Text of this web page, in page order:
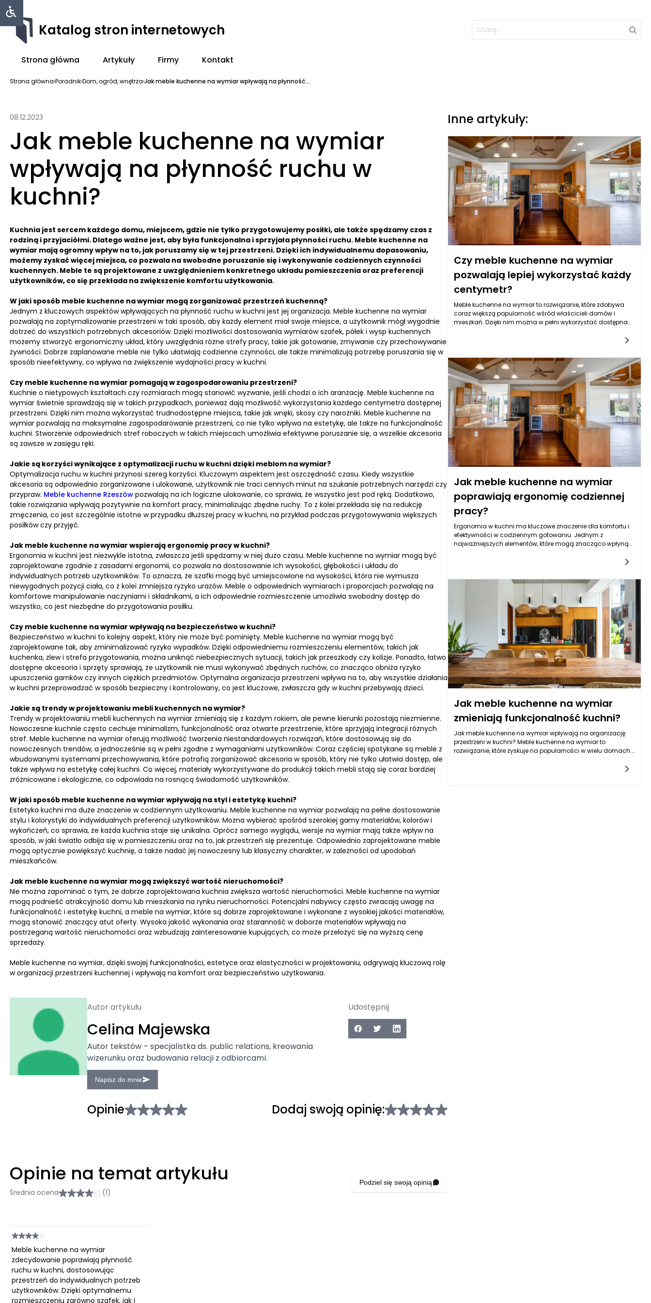
Katalog stron internetowych
Strona główna Artykuły Firmy Kontakt
Strona główna›Poradnik›Dom, ogród, wnętrza›Jak meble kuchenne na wymiar wpływają na płynność...
08.12.2023
Jak meble kuchenne na wymiar
wpływają na płynność ruchu w
kuchni?
Kuchnia jest sercem każdego domu, miejscem, gdzie nie tylko przygotowujemy posiłki, ale także spędzamy czas z
rodziną i przyjaciółmi. Dlatego ważne jest, aby była funkcjonalna i sprzyjała płynności ruchu. Meble kuchenne na
wymiar mają ogromny wpływ na to, jak poruszamy się w tej przestrzeni. Dzięki ich indywidualnemu dopasowaniu,
możemy zyskać więcej miejsca, co pozwala na swobodne poruszanie się i wykonywanie codziennych czynności
kuchennych. Meble te są projektowane z uwzględnieniem konkretnego układu pomieszczenia oraz preferencji
użytkowników, co się przekłada na zwiększenie komfortu użytkowania.
W jaki sposób meble kuchenne na wymiar mogą zorganizować przestrzeń kuchenną?
Jednym z kluczowych aspektów wpływających na płynność ruchu w kuchni jest jej organizacja. Meble kuchenne na wymiar
pozwalają na zoptymalizowanie przestrzeni w taki sposób, aby każdy element miał swoje miejsce, a użytkownik mógł wygodnie
dotrzeć do wszystkich potrzebnych akcesoriów. Dzięki możliwości dostosowania wymiarów szafek, półek i wysp kuchennych
możemy stworzyć ergonomiczny układ, który uwzględnia różne strefy pracy, takie jak gotowanie, zmywanie czy przechowywanie
żywności. Dobrze zaplanowane meble nie tylko ułatwiają codzienne czynności, ale także minimalizują potrzebę poruszania się w
sposób nieefektywny, co wpływa na zwiększenie wydajności pracy w kuchni.
Czy meble kuchenne na wymiar pomagają w zagospodarowaniu przestrzeni?
Kuchnie o nietypowych kształtach czy rozmiarach mogą stanowić wyzwanie, jeśli chodzi o ich aranżację. Meble kuchenne na
wymiar świetnie sprawdzają się w takich przypadkach, ponieważ dają możliwość wykorzystania każdego centymetra dostępnej
przestrzeni. Dzięki nim można wykorzystać trudnodostępne miejsca, takie jak wnęki, skosy czy narożniki. Meble kuchenne na
wymiar pozwalają na maksymalne zagospodarowanie przestrzeni, co nie tylko wpływa na estetykę, ale także na funkcjonalność
kuchni. Stworzenie odpowiednich stref roboczych w takich miejscach umożliwia efektywne poruszanie się, a wszelkie akcesoria
są zawsze w zasięgu ręki.
Jakie są korzyści wynikające z optymalizacji ruchu w kuchni dzięki meblom na wymiar?
Optymalizacja ruchu w kuchni przynosi szereg korzyści. Kluczowym aspektem jest oszczędność czasu. Kiedy wszystkie
akcesoria są odpowiednio zorganizowane i ulokowane, użytkownik nie traci cennych minut na szukanie potrzebnych narzędzi czy
przypraw. Meble kuchenne Rzeszów pozwalają na ich logiczne ulokowanie, co sprawia, że wszystko jest pod ręką. Dodatkowo,
takie rozwiązania wpływają pozytywnie na komfort pracy, minimalizując zbędne ruchy. To z kolei przekłada się na redukcję
zmęczenia, co jest szczególnie istotne w przypadku dłuższej pracy w kuchni, na przykład podczas przygotowywania większych
posiłków czy przyjęć.
Jak meble kuchenne na wymiar wspierają ergonomię pracy w kuchni?
Ergonomia w kuchni jest niezwykle istotna, zwłaszcza jeśli spędzamy w niej dużo czasu. Meble kuchenne na wymiar mogą być
zaprojektowane zgodnie z zasadami ergonomii, co pozwala na dostosowanie ich wysokości, głębokości i układu do
indywidualnych potrzeb użytkowników. To oznacza, że szafki mogą być umiejscowione na wysokości, która nie wymusza
niewygodnych pozycji ciała, co z kolei zmniejsza ryzyko urazów. Meble o odpowiednich wymiarach i proporcjach pozwalają na
komfortowe manipulowanie naczyniami i składnikami, a ich odpowiednie rozmieszczenie umożliwia swobodny dostęp do
wszystko, co jest niezbędne do przygotowania posiłku.
Czy meble kuchenne na wymiar wpływają na bezpieczeństwo w kuchni?
Bezpieczeństwo w kuchni to kolejny aspekt, który nie może być pominięty. Meble kuchenne na wymiar mogą być
zaprojektowane tak, aby zminimalizować ryzyko wypadków. Dzięki odpowiedniemu rozmieszczeniu elementów, takich jak
kuchenka, zlew i strefa przygotowania, można uniknąć niebezpiecznych sytuacji, takich jak przeszkody czy kolizje. Ponadto, łatwo
dostępne akcesoria i sprzęty sprawiają, że użytkownik nie musi wykonywać zbędnych ruchów, co znacząco obniża ryzyko
upuszczenia garnków czy innych ciężkich przedmiotów. Optymalna organizacja przestrzeni wpływa na to, aby wszystkie działania
w kuchni przeprowadzać w sposób bezpieczny i kontrolowany, co jest kluczowe, zwłaszcza gdy w kuchni przebywają dzieci.
Jakie są trendy w projektowaniu mebli kuchennych na wymiar?
Trendy w projektowaniu mebli kuchennych na wymiar zmieniają się z każdym rokiem, ale pewne kierunki pozostają niezmienne.
Nowoczesne kuchnie często cechuje minimalizm, funkcjonalność oraz otwarte przestrzenie, które sprzyjają integracji różnych
stref. Meble kuchenne na wymiar oferują możliwość tworzenia niestandardowych rozwiązań, które dostosowują się do
nowoczesnych trendów, a jednocześnie są w pełni zgodne z wymaganiami użytkowników. Coraz częściej spotykane są meble z
wbudowanymi systemami przechowywania, które potrafią zorganizować akcesoria w sposób, który nie tylko ułatwia dostęp, ale
także wpływa na estetykę całej kuchni. Co więcej, materiały wykorzystywane do produkcji takich mebli stają się coraz bardziej
zróżnicowane i ekologiczne, co odpowiada na rosnącą świadomość użytkowników.
W jaki sposób meble kuchenne na wymiar wpływają na styl i estetykę kuchni?
Estetyka kuchni ma duże znaczenie w codziennym użytkowaniu. Meble kuchenne na wymiar pozwalają na pełne dostosowanie
stylu i kolorystyki do indywidualnych preferencji użytkowników. Można wybierać spośród szerokiej gamy materiałów, kolorów i
wykończeń, co sprawia, że każda kuchnia staje się unikalna. Oprócz samego wyglądu, wersje na wymiar mają także wpływ na
sposób, w jaki światło odbija się w pomieszczeniu oraz na to, jak przestrzeń się prezentuje. Odpowiednio zaprojektowane meble
mogą optycznie powiększyć kuchnię, a także nadać jej nowoczesny lub klasyczny charakter, w zależności od upodobań
mieszkańców.
Jak meble kuchenne na wymiar mogą zwiększyć wartość nieruchomości?
Nie można zapominać o tym, że dobrze zaprojektowana kuchnia zwiększa wartość nieruchomości. Meble kuchenne na wymiar
mogą podnieść atrakcyjność domu lub mieszkania na rynku nieruchomości. Potencjalni nabywcy często zwracają uwagę na
funkcjonalność i estetykę kuchni, a meble na wymiar, które są dobrze zaprojektowane i wykonane z wysokiej jakości materiałów,
mogą stanowić znaczący atut oferty. Wysoka jakość wykonania oraz staranność w doborze materiałów wpływają na
postrzeganą wartość nieruchomości oraz wzbudzają zainteresowanie kupujących, co może przełożyć się na wyższą cenę
sprzedaży.
Meble kuchenne na wymiar, dzięki swojej funkcjonalności, estetyce oraz elastyczności w projektowaniu, odgrywają kluczową rolę
w organizacji przestrzeni kuchennej i wpływają na komfort oraz bezpieczeństwo użytkowania.
Autor artykułu
Celina Majewska
Autor tekstów – specjalistka ds. public relations, kreowania
wizerunku oraz budowania relacji z odbiorcami.
Napisz do mnie
Udostępnij
Opinie Dodaj swoją opinię:
Opinie na temat artykułu
Średnia ocena (1)
Podziel się swoją opinią
Meble kuchenne na wymiar
zdecydowanie poprawiają płynność
ruchu w kuchni, dostosowując
przestrzeń do indywidualnych potrzeb
użytkowników. Dzięki optymalnemu
rozmieszczeniu zarówno szafek, jak i
Inne artykuły:
Czy meble kuchenne na wymiar
pozwalają lepiej wykorzystać każdy
centymetr?
Meble kuchenne na wymiar to rozwiązanie, które zdobywa
coraz większą popularność wśród właścicieli domów i
mieszkań. Dzięki nim można w pełni wykorzystać dostępna
pomieszczenia, co pozwala na maksymalne
zagospodarowanie każdego centymetra. Dobrze
zaprojektowane meble na wymiar uwzględniają wszystkie
niuanse wnętrza, takie jak skosy, słupy czy wpusty, co jest
trudne do osiągnięcia w przypadku standardowych
zestawów mebli kuchennych.
Jak meble kuchenne na wymiar
poprawiają ergonomię codziennej
pracy?
Ergonomia w kuchni ma kluczowe znaczenie dla komfortu i
efektywności w codziennym gotowaniu. Jednym z
najważniejszych elementów, które mogą znacząco wpłynąć
wykonywanie codziennych obowiązków. Dobrze
zaprojektowana kuchnia, w której meble kuchenne na
wymiar są dopasowane do stylu życia domowników,
pozwala na większą swobodę i lepszą organizację pracy,
tym samym przyczyniając się do znacznego zwiększenia
efektywności.
Jak meble kuchenne na wymiar
zmieniają funkcjonalność kuchni?
Jak meble kuchenne na wymiar wpływają na organizację
przestrzeni w kuchni? Meble kuchenne na wymiar to
rozwiązanie, które zyskuje na popularności w wielu domach.